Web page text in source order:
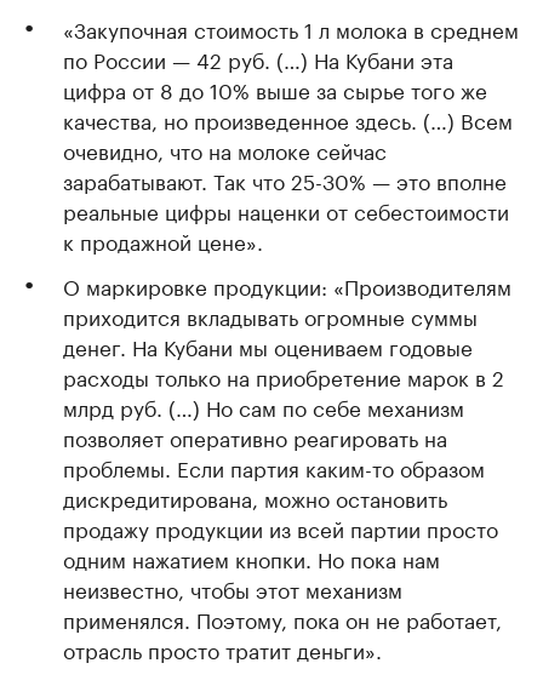
«Закупочная стоимость 1 л молока в среднем
по России — 42 руб. (…) На Кубани эта
цифра от 8 до 10% выше за сырье того же
качества, но произведенное здесь. (…) Всем
очевидно, что на молоке сейчас
зарабатывают. Так что 25-30% — это вполне
реальные цифры наценки от себестоимости
к продажной цене».
О маркировке продукции: «Производителям
приходится вкладывать огромные суммы
денег. На Кубани мы оцениваем годовые
расходы только на приобретение марок в 2
млрд руб. (…) Но сам по себе механизм
позволяет оперативно реагировать на
проблемы. Если партия каким-то образом
дискредитирована, можно остановить
продажу продукции из всей партии просто
одним нажатием кнопки. Но пока нам
неизвестно, чтобы этот механизм
применялся. Поэтому, пока он не работает,
отрасль просто тратит деньги».